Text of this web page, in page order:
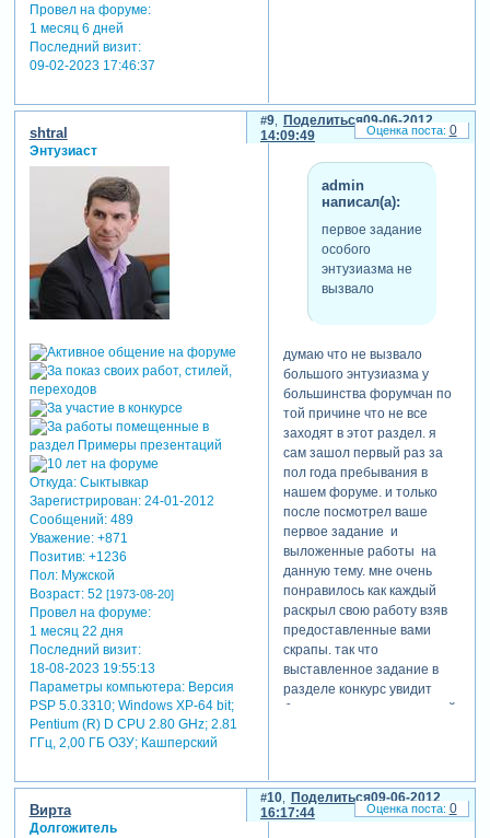
Провел на форуме:
1 месяц 6 дней
Последний визит:
09-02-2023 17:46:37
Поделиться
9
09-06-2012
14:09:49
shtral
Энтузиаст
Откуда:Сыктывкар
Зарегистрирован: 24-01-2012
Сообщений:489
Уважение: +871
Позитив: +1236
Пол:Мужской
Возраст:52 [1973-08-20]
Провел на форуме:
1 месяц 22 дня
Последний визит:
18-08-2023 19:55:13
Параметры компьютера:Версия
PSP 5.0.3310; Windows XP-64 bit;
Pentium (R) D CPU 2.80 GHz; 2.81
ГГц, 2,00 ГБ ОЗУ; Кашперский
admin
написал(а):
первое задание
особого
энтузиазма не
вызвало
думаю что не вызвало
большого энтузиазма у
большинства форумчан по
той причине что не все
заходят в этот раздел. я
сам зашол первый раз за
пол года пребывания в
нашем форуме. и только
после посмотрел ваше
первое задание и
выложенные работы на
данную тему. мне очень
понравилось как каждый
раскрыл свою работу взяв
предоставленные вами
скрапы. так что
выставленное задание в
разделе конкурс увидит
большее количество людей.
0
Поделиться
10
09-06-2012
16:17:44
Вирта
Долгожитель
0